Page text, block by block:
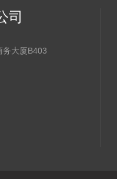
司
务大厦B403